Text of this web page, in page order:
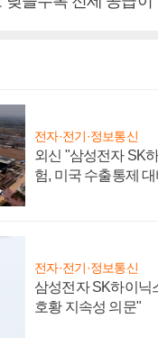
전자·전기·정보통신
외신 "삼성전자 SK
험, 미국 수출통제
전자·전기·정보통신
삼성전자 SK하이닉
호황 지속성 의문"